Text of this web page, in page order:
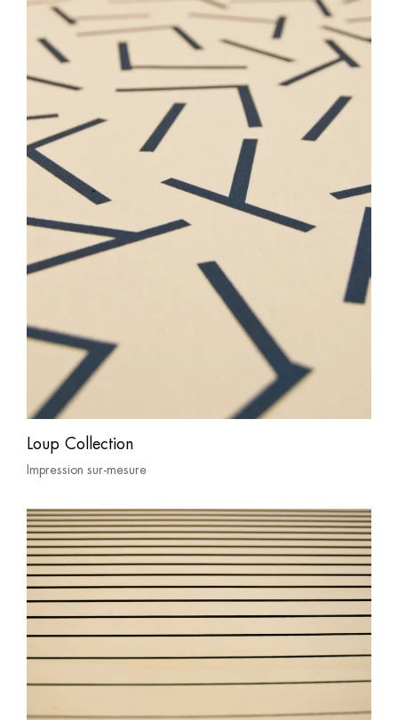
Loup Collection
Impression sur-mesure